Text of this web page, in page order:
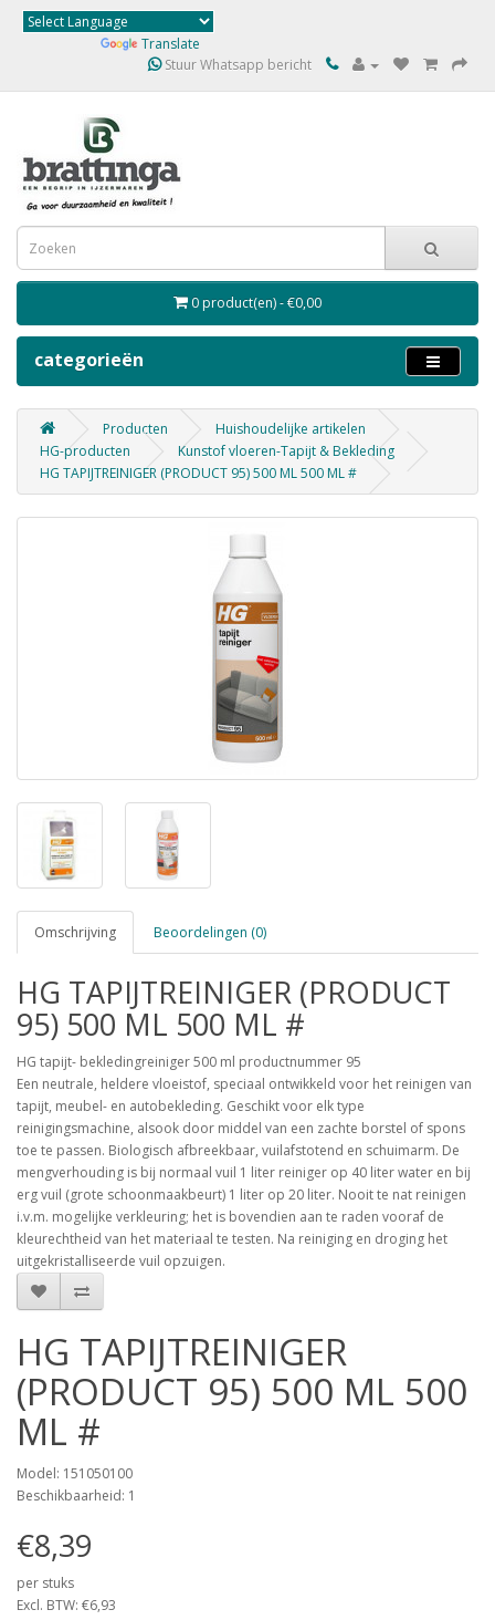
Translate
Stuur Whatsapp bericht
0 product(en) - €0,00
categorieën
Producten
Huishoudelijke artikelen
HG-producten
Kunstof vloeren-Tapijt & Bekleding
HG TAPIJTREINIGER (PRODUCT 95) 500 ML 500 ML #
Omschrijving Beoordelingen (0)
HG TAPIJTREINIGER (PRODUCT
95) 500 ML 500 ML #
HG tapijt- bekledingreiniger 500 ml productnummer 95
Een neutrale, heldere vloeistof, speciaal ontwikkeld voor het reinigen van
tapijt, meubel- en autobekleding. Geschikt voor elk type
reinigingsmachine, alsook door middel van een zachte borstel of spons
toe te passen. Biologisch afbreekbaar, vuilafstotend en schuimarm. De
mengverhouding is bij normaal vuil 1 liter reiniger op 40 liter water en bij
erg vuil (grote schoonmaakbeurt) 1 liter op 20 liter. Nooit te nat reinigen
i.v.m. mogelijke verkleuring; het is bovendien aan te raden vooraf de
kleurechtheid van het materiaal te testen. Na reiniging en droging het
uitgekristalliseerde vuil opzuigen.
HG TAPIJTREINIGER
(PRODUCT 95) 500 ML 500
ML #
Model: 151050100
Beschikbaarheid: 1
€8,39
per stuks
Excl. BTW: €6,93